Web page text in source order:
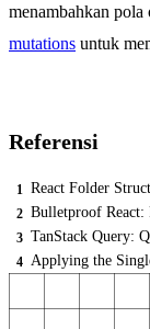
menambahkan pola
mutations untuk
Referensi
React Folder
Bulletproof
TanStack Query:
Applying the